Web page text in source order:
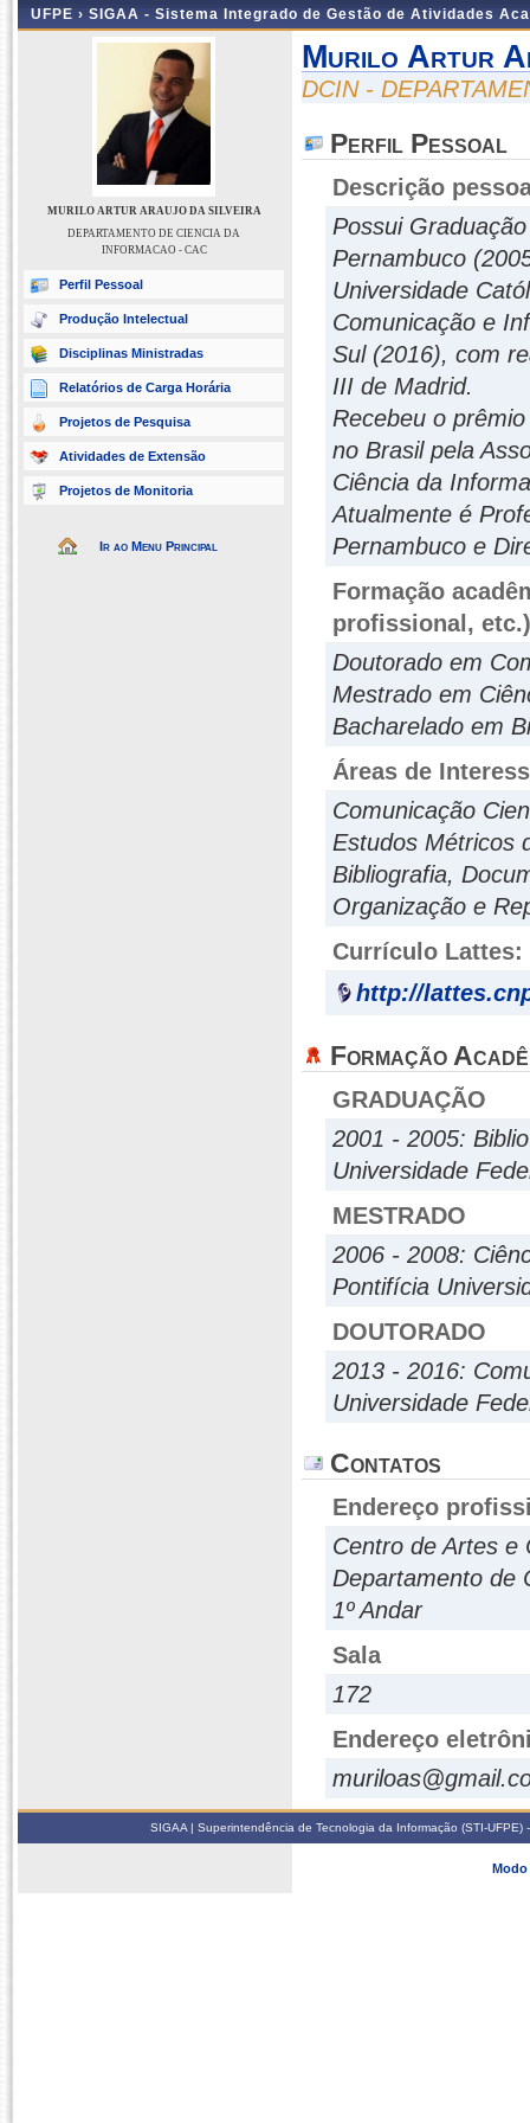
UFPE › SIGAA - Sistema Integrado de Gestão de Atividades
MURILO ARTUR ARAUJO DA SILVEIRA
DEPARTAMENTO DE CIENCIA DA
INFORMACAO - CAC
Perfil Pessoal
Produção Intelectual
Disciplinas Ministradas
Relatórios de Carga Horária
Projetos de Pesquisa
Atividades de Extensão
Projetos de Monitoria
Ir ao Menu Principal
Murilo Artur
DCIN -
Perfil Pessoal
Descrição
Possui
Pernambuco
Universidade
Comunicação e
Sul (2016), com
III de Madrid.
Recebeu o
no Brasil pela
Ciência da
Atualmente é
Pernambuco e
Formação
profissional, etc.)
Doutorado em
Mestrado em
Bacharelado em
Áreas de
Comunicação
Estudos Métricos
Bibliografia,
Organização e
Currículo Lattes:
http://
Formação
GRADUAÇÃO
2001 - 2005:
Universidade
MESTRADO
2006 - 2008:
Pontifícia
DOUTORADO
2013 - 2016:
Universidade
Contatos
Endereço
Centro de Artes e
Departamento de
1º Andar
Sala
172
Endereço
SIGAA | Superintendência de Tecnologia da Informação (STI-
Modo